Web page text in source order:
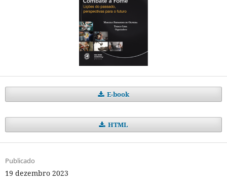
E-book
HTML
Publicado
19 dezembro 2023